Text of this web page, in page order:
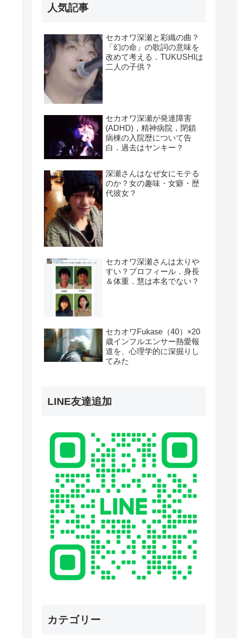
人気記事
セカオワ深瀬と彩織の曲？
「幻の命」の歌詞の意味を
改めて考える．TUKUSHIは
二人の子供？
セカオワ深瀬が発達障害
(ADHD)，精神病院，閉鎖
病棟の入院歴について告
白．過去はヤンキー？
深瀬さんはなぜ女にモテる
のか？女の趣味・女癖・歴
代彼女？
セカオワ深瀬さんは太りや
すい？プロフィール．身長
＆体重．慧は本名でない？
セカオワFukase（40）×20
歳インフルエンサー熱愛報
道を、心理学的に深掘りし
てみた
LINE友達追加
カテゴリー